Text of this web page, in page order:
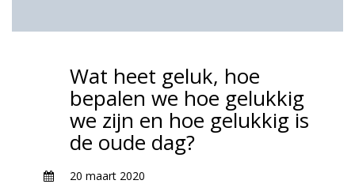
Wat heet geluk, hoe
bepalen we hoe gelukkig
we zijn en hoe gelukkig is
de oude dag?
20 maart 2020